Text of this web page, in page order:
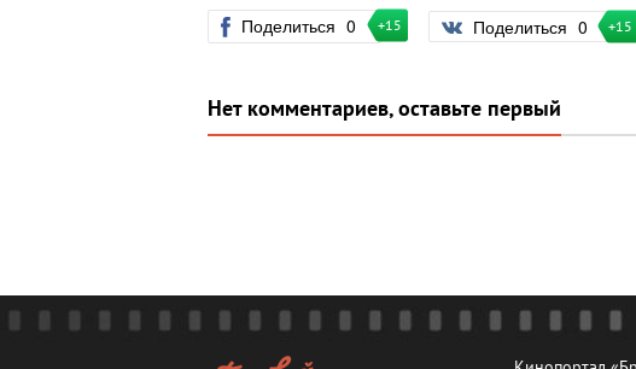
Поделиться 0 +15 Поделиться 0 +15
Нет комментариев, оставьте первый